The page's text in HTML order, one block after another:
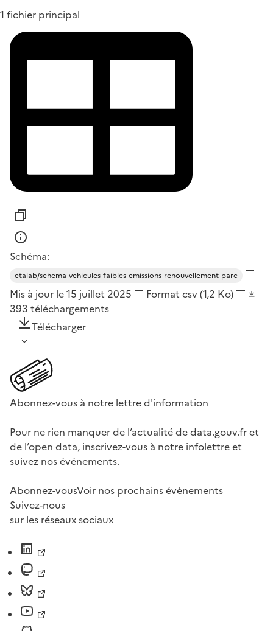
1 fichier principal
Schéma:
etalab/schema-vehicules-faibles-emissions-renouvellement-parc
Mis à jour le 15 juillet 2025 Format csv(1,2 Ko)
393 téléchargements
Télécharger
Abonnez-vous à notre lettre d'information
Pour ne rien manquer de l’actualité de data.gouv.fr et
de l’open data, inscrivez-vous à notre infolettre et
suivez nos événements.
Abonnez-vousVoir nos prochains évènements
Suivez-nous
sur les réseaux sociaux